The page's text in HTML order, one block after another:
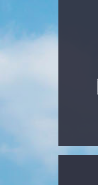
Haberde İnsan
Politika